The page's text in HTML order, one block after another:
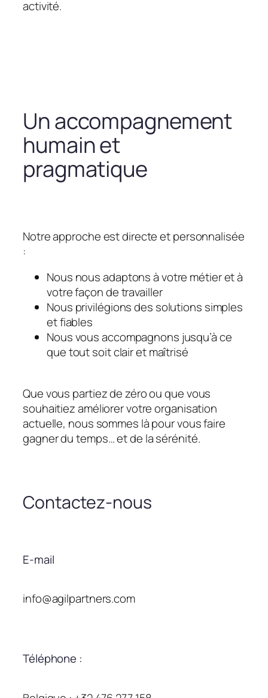
activité.
Un accompagnement
humain et
pragmatique
Notre approche est directe et personnalisée
:
Nous nous adaptons à votre métier et à
votre façon de travailler
Nous privilégions des solutions simples
et fiables
Nous vous accompagnons jusqu’à ce
que tout soit clair et maîtrisé
Que vous partiez de zéro ou que vous
souhaitiez améliorer votre organisation
actuelle, nous sommes là pour vous faire
gagner du temps… et de la sérénité.
Contactez-nous
E-mail
info@agilpartners.com
Téléphone :